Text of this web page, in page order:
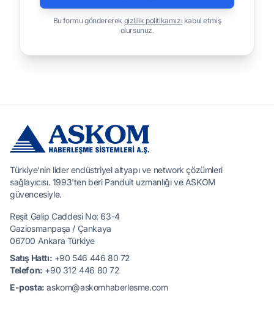
Bu formu göndererek gizlilik politikamızı kabul etmiş
olursunuz.
Türkiye'nin lider endüstriyel altyapı ve network çözümleri
sağlayıcısı. 1993'ten beri Panduit uzmanlığı ve ASKOM
güvencesiyle.
Reşit Galip Caddesi No: 63-4
Gaziosmanpaşa / Çankaya
06700 Ankara Türkiye
Satış Hattı: +90 546 446 80 72
Telefon: +90 312 446 80 72
E-posta: askom@askomhaberlesme.com